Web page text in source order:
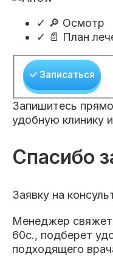
✓ 🔎 Осмотр
✓ 📄 План
✓ Записаться
Запишитесь
удобную клинику
Спасибо
Заявку на
Менеджер
60с., подберет
подходящего